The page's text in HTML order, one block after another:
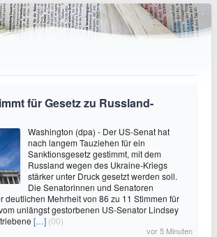
für Gesetz zu Russland-
Washington (dpa) - Der US-Senat hat
nach langem Tauziehen für ein
Sanktionsgesetz gestimmt, mit dem
Russland wegen des Ukraine-Kriegs
stärker unter Druck gesetzt werden soll.
Die Senatorinnen und Senatoren
deutlichen Mehrheit von 86 zu 11 Stimmen für
unlängst gestorbenen US-Senator Lindsey
[…] (00)
vor 5 Minuten